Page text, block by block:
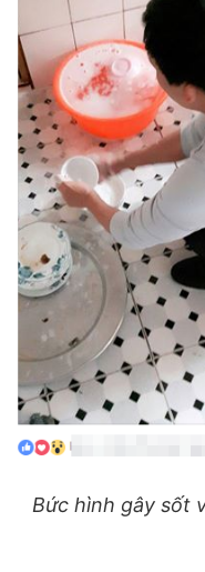
Bức hình gây sốt